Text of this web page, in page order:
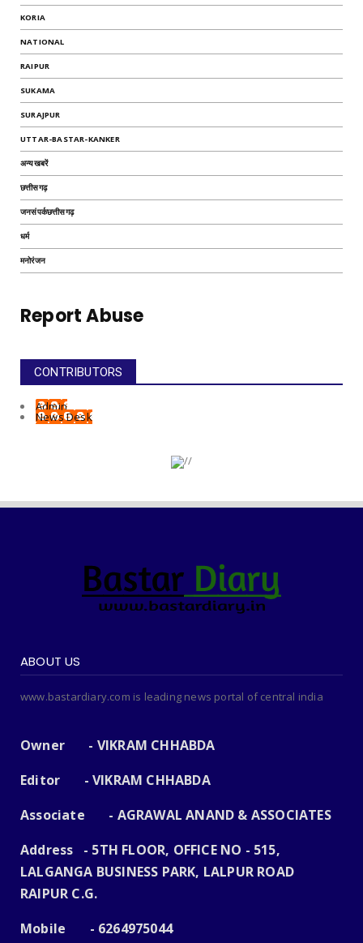
KORIA
NATIONAL
RAIPUR
SUKAMA
SURAJPUR
UTTAR-BASTAR-KANKER
अन्यखबरें
छत्तीसगढ़
जनसंपर्कछत्तीसगढ़
धर्म
मनोरंजन
Report Abuse
CONTRIBUTORS
Admin
News Desk
ABOUT US
www.bastardiary.com is leading news portal of central india
Owner - VIKRAM CHHABDA
Editor - VIKRAM CHHABDA
Associate - AGRAWAL ANAND & ASSOCIATES
Address - 5TH FLOOR, OFFICE NO - 515,
LALGANGA BUSINESS PARK, LALPUR ROAD
RAIPUR C.G.
Mobile - 6264975044